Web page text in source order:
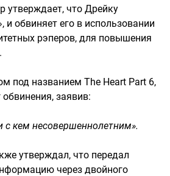
утверждает, что Дрейку
и обвиняет его в использовании
рэперов, для повышения
под названием The Heart Part 6,
заявив:
с кем несовершеннолетним».
утверждал, что передал
через двойного